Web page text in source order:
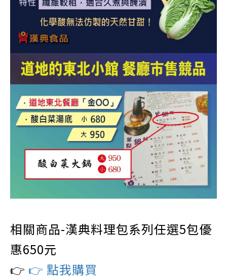
相關商品-漢典料理包系列任選5包優
惠650元
👉 👉 點我購買